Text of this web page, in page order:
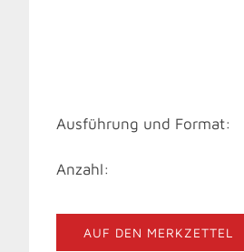
Ausführung und Format:
Anzahl:
AUF DEN MERKZETTEL